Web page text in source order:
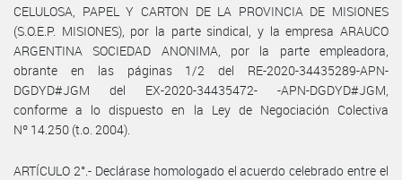
CELULOSA, PAPEL Y CARTON DE LA PROVINCIA DE MISIONES
(S.O.E.P. MISIONES), por la parte sindical, y la empresa ARAUCO
ARGENTINA SOCIEDAD ANONIMA, por la parte empleadora,
obrante en las páginas 1/2 del RE-2020-34435289-APN-
DGDYD#JGM del EX-2020-34435472- -APN-DGDYD#JGM,
conforme a lo dispuesto en la Ley de Negociación Colectiva
Nº 14.250 (t.o. 2004).
ARTÍCULO 2°.- Declárase homologado el acuerdo celebrado entre el